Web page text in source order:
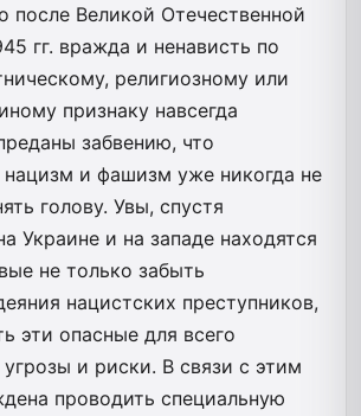
после Великой Отечественной
гг. вражда и ненависть по
религиозному или
признаку навсегда
забвению, что
и фашизм уже никогда не
голову. Увы, спустя
Украине и на западе находятся
не только забыть
нацистских преступников,
эти опасные для всего
угрозы и риски. В связи с этим
проводить специальную